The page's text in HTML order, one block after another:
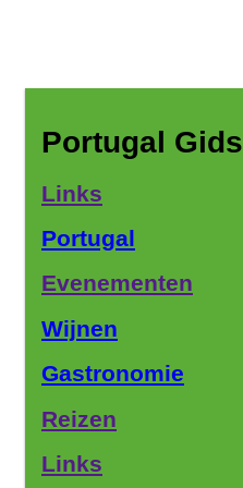
Portugal Gids
Links
Portugal
Evenementen
Wijnen
Gastronomie
Reizen
Links